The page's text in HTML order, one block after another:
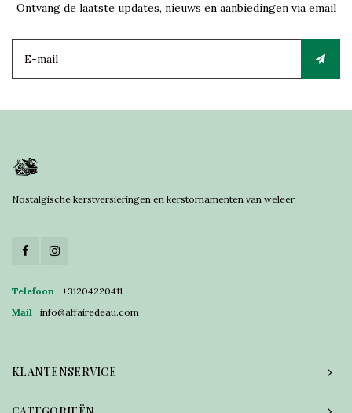
Ontvang de laatste updates, nieuws en aanbiedingen via email
Nostalgische kerstversieringen en kerstornamenten van weleer.
Telefoon
+31204220411
Mail
info@affairedeau.com
KLANTENSERVICE